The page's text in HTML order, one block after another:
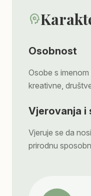
psychology
Osobnost
Osobe s
kreativne,
Vjerovanja i
Vjeruje se da
prirodnu